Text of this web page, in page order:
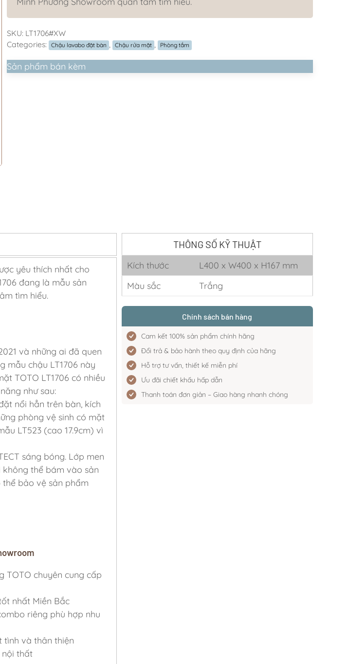
SKU: LT1706#XW
Categories:
Chậu lavabo đặt bàn , Chậu rửa mặt , Phòng tắm
Sản phẩm bán kèm
THÔNG SỐ KỸ THUẬT
Kích thước
L400 x W400 x H167 mm
Màu sắc
Trắng
Chính sách bán hàng
Cam kết 100% sản phẩm chính hãng
Đổi trả & bảo hành theo quy định của hãng
Hỗ trợ tư vấn, thiết kế miễn phí
Ưu đãi chiết khấu hấp dẫn
Thanh toán đơn giản – Giao hàng nhanh chóng
yêu thích nhất cho
đang là mẫu sản
tìm hiểu.
và những ai đã quen
mẫu chậu LT1706 này
TOTO LT1706 có nhiều
như sau:
nổi hẳn trên bàn, kích
phòng vệ sinh có mặt
LT523 (cao 17.9cm) vì
sáng bóng. Lớp men
thể bám vào sản
thể bảo vệ sản phẩm
TOTO chuyên cung cấp
nhất Miền Bắc
riêng phù hợp nhu
tình và thân thiện
nội thất